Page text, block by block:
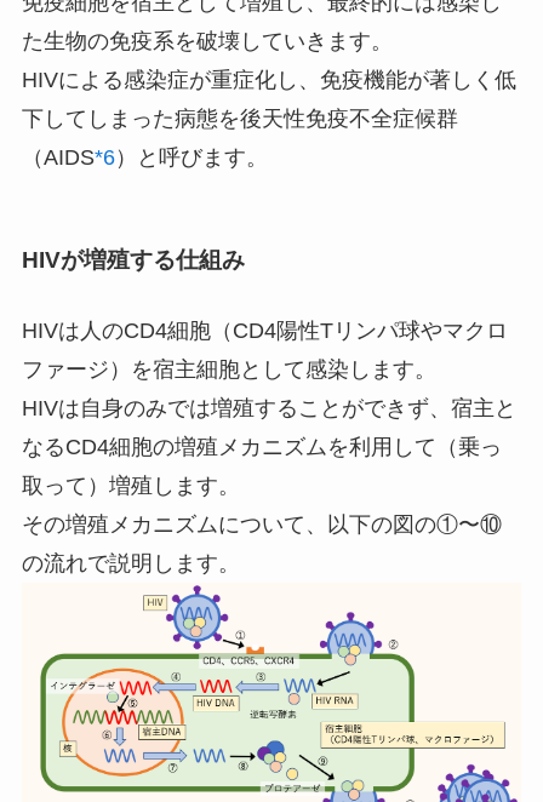
た生物の免疫系を破壊していきます。
HIVによる感染症が重症化し、免疫機能が著しく低
下してしまった病態を後天性免疫不全症候群
（AIDS*6）と呼びます。
HIVが増殖する仕組み
HIVは人のCD4細胞（CD4陽性Tリンパ球やマクロ
ファージ）を宿主細胞として感染します。
HIVは自身のみでは増殖することができず、宿主と
なるCD4細胞の増殖メカニズムを利用して（乗っ
取って）増殖します。
その増殖メカニズムについて、以下の図の①〜⑩
の流れで説明します。